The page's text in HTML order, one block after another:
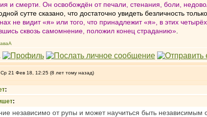
и смерти. Он освобождён от печали, стенания, боли,
сутте сказано, что достаточно увидеть безличность
не видит «я» или того, что принадлежит «я», в этих
сквозь самомнение, положил конец страданию»
21 Фев 18, 12:25 (8 лет тому назад)
:
:
независимо от рупы и может научиться быть независимым